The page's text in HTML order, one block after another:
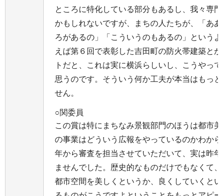
ところに特化している部分もあるし、我々専
かもしれないですが、まちの人たちが、「あ
ろがあるの」「こういうのもあるの」という
えば第６回で表彰した吉田町の防火帯建築と
トだと、これは実に横浜らしいし、こうやっ
思うのです。そういう何か工夫が本当はもっ
せん。
○関委員
この賞は特にまちなみ景観部門のほうは都市
の事業はどういう広報をやっているのかわか
年から審査を担当させていただいて、実は昨
ませんでした。歴史的なものだけでもなくて
都市空間を美しくというか、良くしていくと